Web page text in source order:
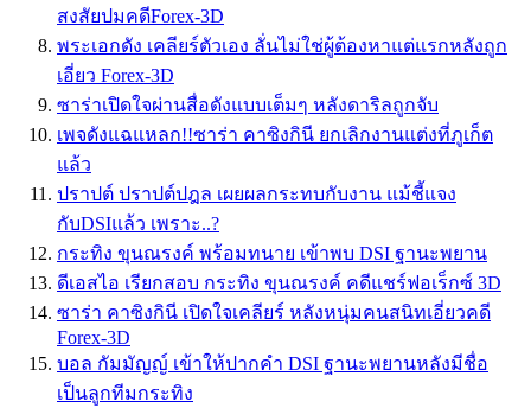
สงสัยปมคดีForex-3D
พระเอกดัง เคลียร์ตัวเอง ลั่นไม่ใช่ผู้ต้องหาแต่แรกหลังถูก
เอี่ยว Forex-3D
ซาร่าเปิดใจผ่านสื่อดังแบบเต็มๆ หลังดาริลถูกจับ
เพจดังแฉแหลก!!ซาร่า คาซิงกินี ยกเลิกงานแต่งที่ภูเก็ต
แล้ว
ปราปต์ ปราปต์ปฎล เผยผลกระทบกับงาน แม้ชี้แจง
กับDSIแล้ว เพราะ..?
กระทิง ขุนณรงค์ พร้อมทนาย เข้าพบ DSI ฐานะพยาน
ดีเอสไอ เรียกสอบ กระทิง ขุนณรงค์ คดีแชร์ฟอเร็กซ์ 3D
ซาร่า คาซิงกินี เปิดใจเคลียร์ หลังหนุ่มคนสนิทเอี่ยวคดี
Forex-3D
บอล กัมมัญญ์ เข้าให้ปากคำ DSI ฐานะพยานหลังมีชื่อ
เป็นลูกทีมกระทิง